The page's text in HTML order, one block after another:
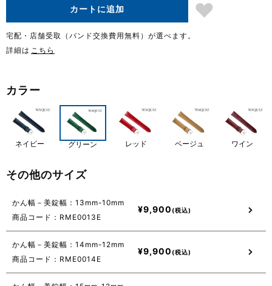
カートに追加
宅配・店舗受取（バンド交換費用無料）が選べます。
詳細は こちら
カラー
ネイビー グリーン レッド ベージュ ワイン
その他のサイズ
かん幅－美錠幅：13mm-10mm
商品コード：RME0013E
¥9,900
かん幅－美錠幅：14mm-12mm
商品コード：RME0014E
¥9,900